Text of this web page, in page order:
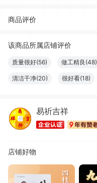
商品评价
该商品所属店铺评价
质量很好(56) 做工精良(48)
清洁干净(20) 很好看(18)
服务周到(11) 尺寸适宜(10)
真材实料(6)
易祈吉祥
店铺好物